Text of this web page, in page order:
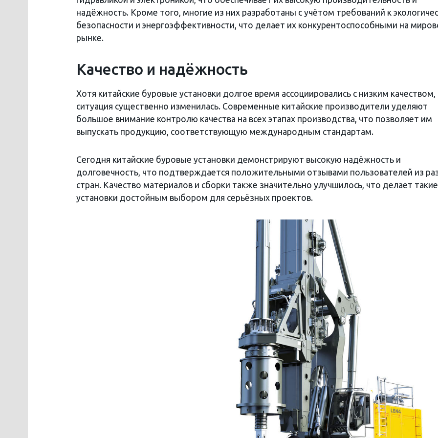
надёжность. Кроме того, многие из них разработаны с учётом требований к
безопасности и энергоэффективности, что делает их конкурентоспособными на
рынке.
Качество и надёжность
Хотя китайские буровые установки долгое время ассоциировались с низким качеством,
ситуация существенно изменилась. Современные китайские производители уделяют
большое внимание контролю качества на всех этапах производства, что позволяет им
выпускать продукцию, соответствующую международным стандартам.
Сегодня китайские буровые установки демонстрируют высокую надёжность и
долговечность, что подтверждается положительными отзывами пользователей из
стран. Качество материалов и сборки также значительно улучшилось, что делает такие
установки достойным выбором для серьёзных проектов.